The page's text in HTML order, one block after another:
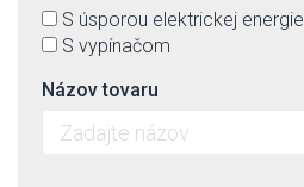
S úsporou elektrickej energie
S vypínačom
Názov tovaru